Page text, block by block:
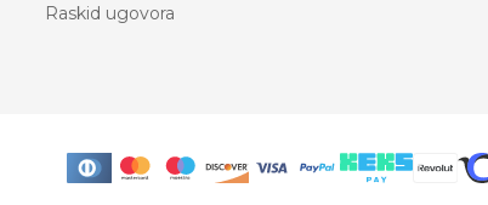
Raskid ugovora